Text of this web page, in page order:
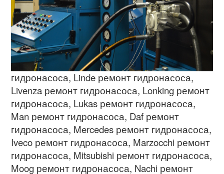
гидронасоса, Linde ремонт гидронасоса,
Livenza ремонт гидронасоса, Lonking ремонт
гидронасоса, Lukas ремонт гидронасоса,
Man ремонт гидронасоса, Daf ремонт
гидронасоса, Mercedes ремонт гидронасоса,
Iveco ремонт гидронасоса, Marzocchi ремонт
гидронасоса, Mitsubishi ремонт гидронасоса,
Moog ремонт гидронасоса, Nachi ремонт